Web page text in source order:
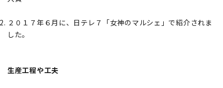
２０１７年６月に、日テレ７「女神のマルシェ」で紹介されま
した。
生産工程や工夫